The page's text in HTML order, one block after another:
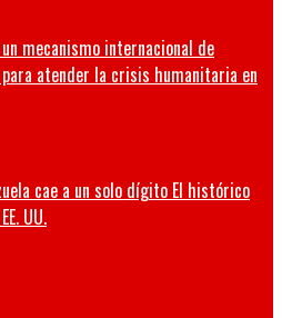
mecanismo internacional de
atender la crisis humanitaria en
cae a un solo dígito El histórico
UU.